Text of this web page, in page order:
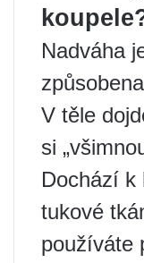
Nadváha
V těle
si
Dochází k
tukové
používáte